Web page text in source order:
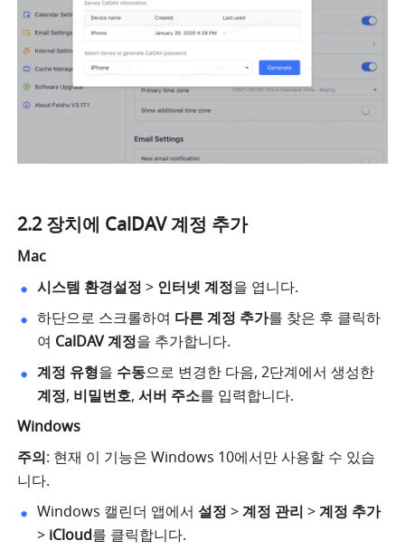
2.2 장치에 CalDAV 계정 추가
Mac
시스템 환경설정 > 인터넷 계정을 엽니다.
하단으로 스크롤하여 다른 계정 추가를 찾은 후 클릭하
여 CalDAV 계정을 추가합니다.
계정 유형을 수동
계정, 비밀번호, 서버 주소를 입력합니다.
Windows
주의: 현재 이 기능은 Windows 10에서만 사용할 수 있습
니다.
Windows 캘린더 앱에서 설정 > 계정 관리 > 계정 추가
> iCloud를 클릭합니다.